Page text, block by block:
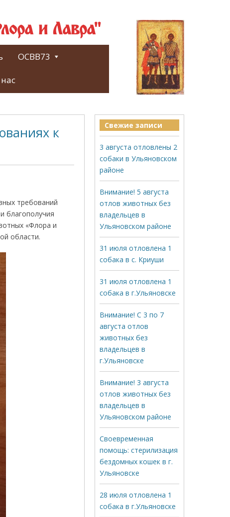
и Лавра"
ОСВВ73
к
требований
благополучия
«Флора и
области.
Свежие записи
3 августа отловлены 2
собаки в Ульяновском
районе
Внимание! 5 августа
отлов животных без
владельцев в
Ульяновском районе
31 июля отловлена 1
собака в с. Криуши
31 июля отловлена 1
собака в г.Ульяновске
Внимание! С 3 по 7
августа отлов
животных без
владельцев в
г.Ульяновске
Внимание! 3 августа
отлов животных без
владельцев в
Ульяновском районе
Своевременная
помощь: стерилизация
бездомных кошек в г.
Ульяновске
28 июля отловлена 1
собака в г.Ульяновске